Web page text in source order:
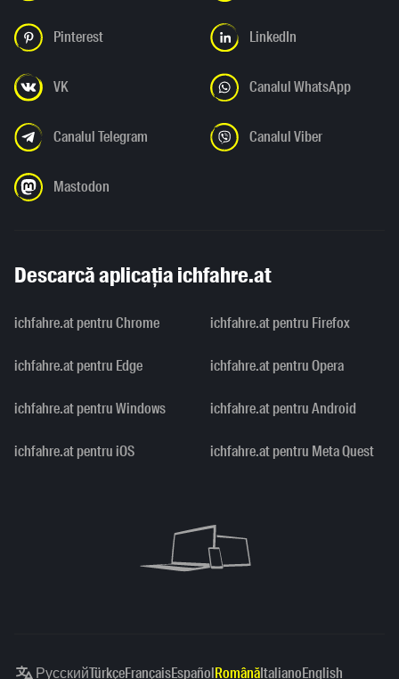
Pinterest LinkedIn
VK Canalul WhatsApp
Canalul Telegram Canalul Viber
Mastodon
Descarcă aplicația ichfahre.at
ichfahre.at pentru Chrome ichfahre.at pentru Firefox
ichfahre.at pentru Edge ichfahre.at pentru Opera
ichfahre.at pentru Windows ichfahre.at pentru Android
ichfahre.at pentru iOS ichfahre.at pentru Meta Quest
РусскийTürkçeFrançaisEspañolRomânăItalianoEnglish